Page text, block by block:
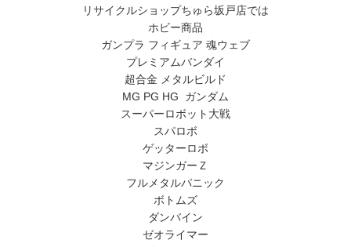
リサイクルショップちゅら坂戸店では
ホビー商品
ガンプラ フィギュア 魂ウェブ
プレミアムバンダイ
超合金 メタルビルド
MG PG HG ガンダム
スーパーロボット大戦
スパロボ
ゲッターロボ
マジンガーＺ
フルメタルパニック
ボトムズ
ダンバイン
ゼオライマー